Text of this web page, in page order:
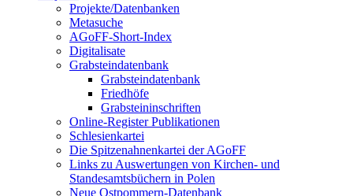
Projekte/Datenbanken
Metasuche
AGoFF-Short-Index
Digitalisate
Grabsteindatenbank
Grabsteindatenbank
Friedhöfe
Grabsteininschriften
Online-Register Publikationen
Schlesienkartei
Die Spitzenahnenkartei der AGoFF
Links zu Auswertungen von Kirchen- und
Standesamtsbüchern in Polen
Neue Ostpommern-Datenbank